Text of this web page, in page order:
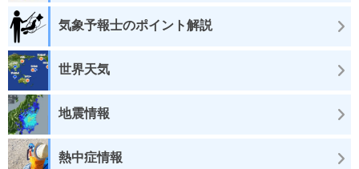
気象予報士のポイント解説
世界天気
地震情報
熱中症情報